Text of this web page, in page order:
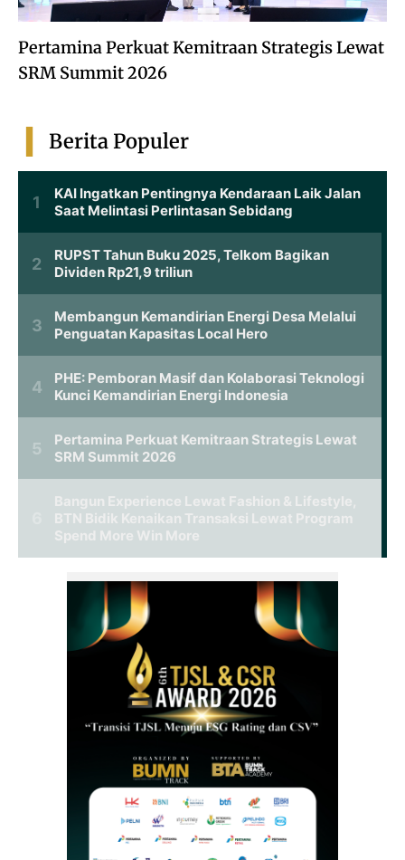
Pertamina Perkuat Kemitraan Strategis Lewat
SRM Summit 2026
Berita Populer